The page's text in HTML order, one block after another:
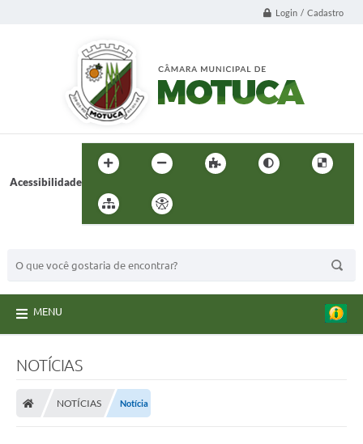
Login / Cadastro
Acessibilidade
MENU
NOTÍCIAS
NOTÍCIAS Notícia